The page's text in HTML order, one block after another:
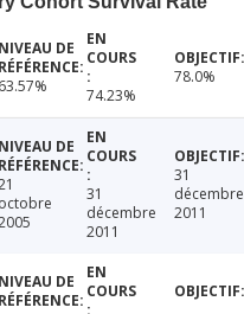
63.57%
74.23%
78.0%
octobre
31
décembre
2011
31
décembre
2011